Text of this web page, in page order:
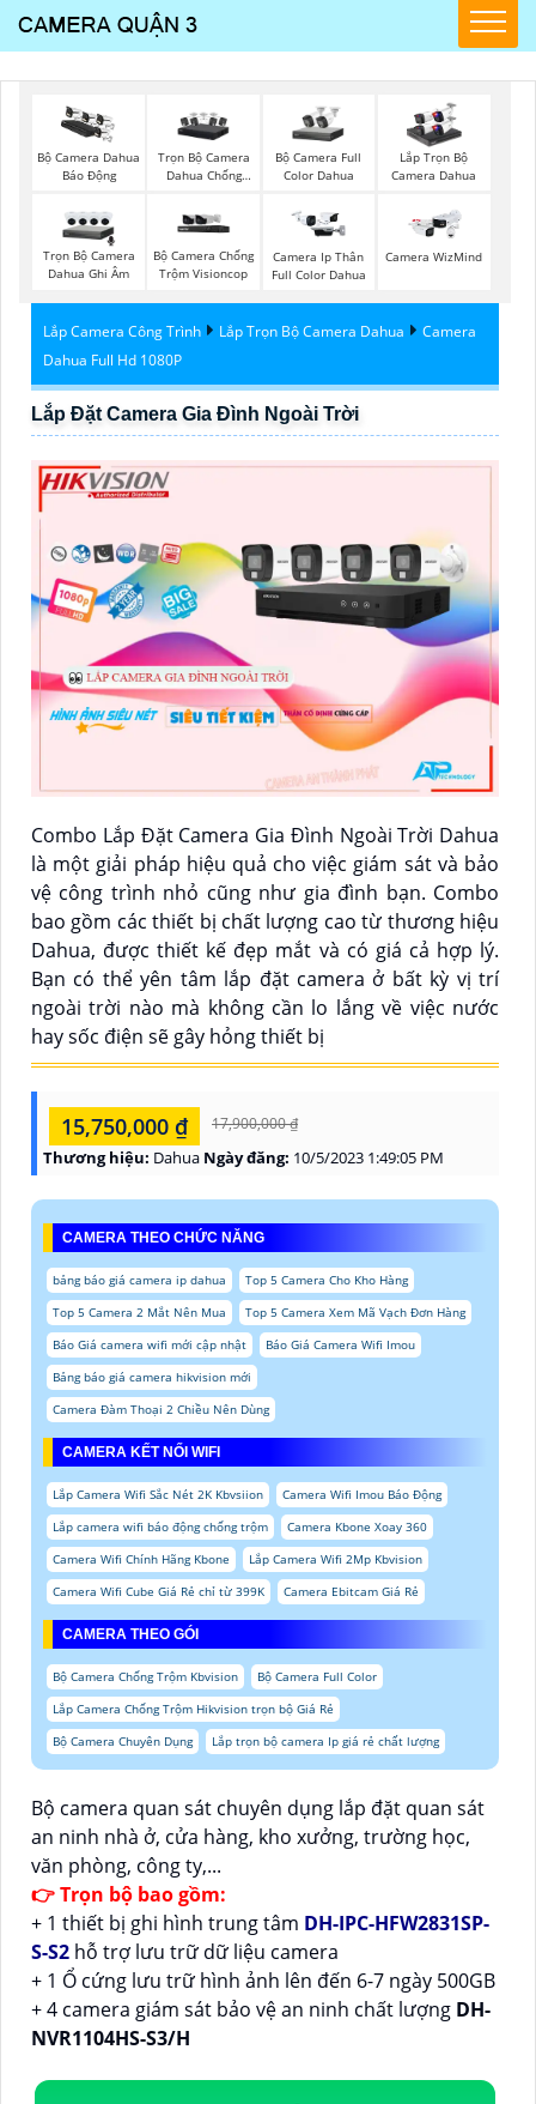
Bộ Camera Dahua
Báo Động
Trọn Bộ Camera
Dahua Chống
Bộ Camera Full
Color Dahua
Lắp Trọn Bộ
Camera Dahua
Trọn Bộ Camera
Dahua Ghi Âm
Bộ Camera Chống
Trộm Visioncop
Camera Ip Thân
Full Color Dahua
Camera WizMind
Lắp Camera Công Trình Lắp Trọn Bộ Camera Dahua
Camera
Dahua Full Hd 1080P
Lắp Đặt Camera Gia Đình Ngoài Trời
Combo Lắp Đặt Camera Gia Đình Ngoài Trời Dahua
là một giải pháp hiệu quả cho việc giám sát và bảo
vệ công trình nhỏ cũng như gia đình bạn. Combo
bao gồm các thiết bị chất lượng cao từ thương hiệu
Dahua, được thiết kế đẹp mắt và có giá cả hợp lý.
Bạn có thể yên tâm lắp đặt camera ở bất kỳ vị trí
ngoài trời nào mà không cần lo lắng về việc nước
hay sốc điện sẽ gây hỏng thiết bị
15,750,000 ₫ 17,900,000 ₫
Thương hiệu: Dahua Ngày đăng: 10/5/2023 1:49:05 PM
CAMERA THEO CHỨC NĂNG
bảng báo giá camera ip dahua
Top 5 Camera Cho Kho Hàng
Top 5 Camera 2 Mắt Nên Mua
Top 5 Camera Xem Mã Vạch Đơn Hàng
Báo Giá camera wifi mới cập nhật
Báo Giá Camera Wifi Imou
Bảng báo giá camera hikvision mới
Camera Đàm Thoại 2 Chiều Nên Dùng
CAMERA KẾT NỐI WIFI
Lắp Camera Wifi Sắc Nét 2K Kbvsiion
Camera Wifi Imou Báo Động
Lắp camera wifi báo động chống trộm
Camera Kbone Xoay 360
Camera Wifi Chính Hãng Kbone
Lắp Camera Wifi 2Mp Kbvision
Camera Wifi Cube Giá Rẻ chỉ từ 399K
Camera Ebitcam Giá Rẻ
CAMERA THEO GÓI
Bộ Camera Chống Trộm Kbvision
Bộ Camera Full Color
Lắp Camera Chống Trộm Hikvision trọn bộ Giá Rẻ
Bộ Camera Chuyên Dụng
Lắp trọn bộ camera Ip giá rẻ chất lượng
Bộ camera quan sát chuyên dụng lắp đặt quan sát
an ninh nhà ở, cửa hàng, kho xưởng, trường học,
văn phòng, công ty,...
👉 Trọn bộ bao gồm:
+ 1 thiết bị ghi hình trung tâm DH-IPC-HFW2831SP-
S-S2 hỗ trợ lưu trữ dữ liệu camera
+ 1 Ổ cứng lưu trữ hình ảnh lên đến 6-7 ngày 500GB
+ 4 camera giám sát bảo vệ an ninh chất lượng DH-
NVR1104HS-S3/H